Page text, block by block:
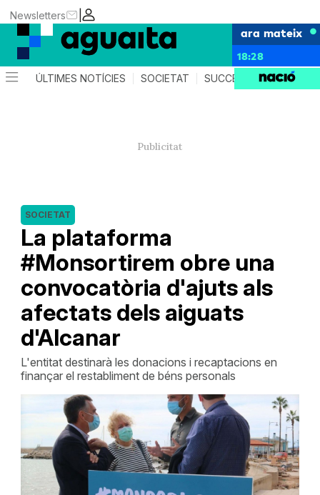
|
Newsletters
ara mateix
18:28
ÚLTIMES NOTÍCIES SOCIETAT SUCCESSOS AGENDA
La plataforma
#Monsortirem obre una
convocatòria d'ajuts als
afectats dels aiguats
d'Alcanar
SOCIETAT
L'entitat destinarà les donacions i recaptacions en
finançar el restabliment de béns personals